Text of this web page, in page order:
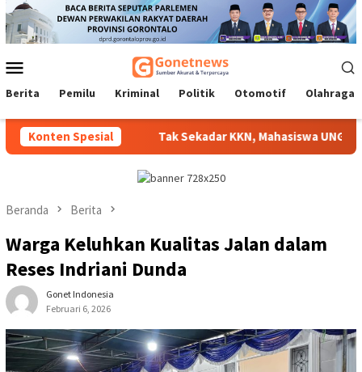
Loncat
ke
konten
Mobile
Berita Pemilu Kriminal Politik Otomotif Olahraga
Konten SpesialTak Sekadar KKN, Mahasiswa UNG Hadirkan
Beranda Berita
Warga Keluhkan Kualitas Jalan dalam
Reses Indriani Dunda
Gonet Indonesia
Februari 6, 2026